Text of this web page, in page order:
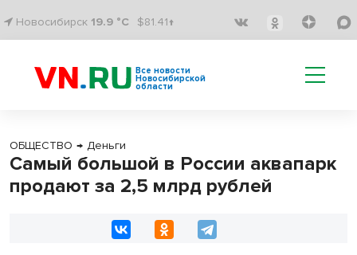
Новосибирск 19.9 °C $81.41↑
Все новости
Новосибирской
области
ОБЩЕСТВО → Деньги
Самый большой в России аквапарк
продают за 2,5 млрд рублей